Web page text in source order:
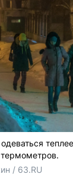
/ 63.RU